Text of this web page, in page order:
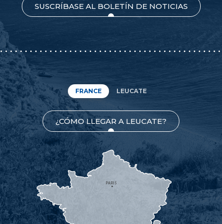
SUSCRÍBASE AL BOLETÍN DE NOTICIAS
FRANCE LEUCATE
¿CÓMO LLEGAR A LEUCATE?
PARIS